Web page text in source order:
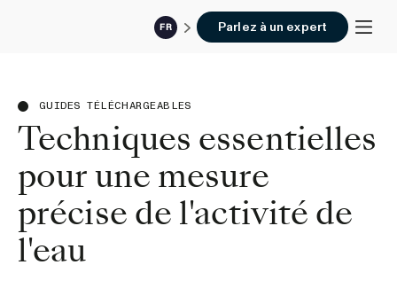
FR Parlez à un expert
GUIDES TÉLÉCHARGEABLES
Techniques essentielles
pour une mesure
précise de l'activité de
l'eau